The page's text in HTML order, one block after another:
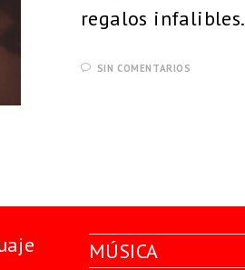
regalos infalibles.
SIN COMENTARIOS
MÚSICA